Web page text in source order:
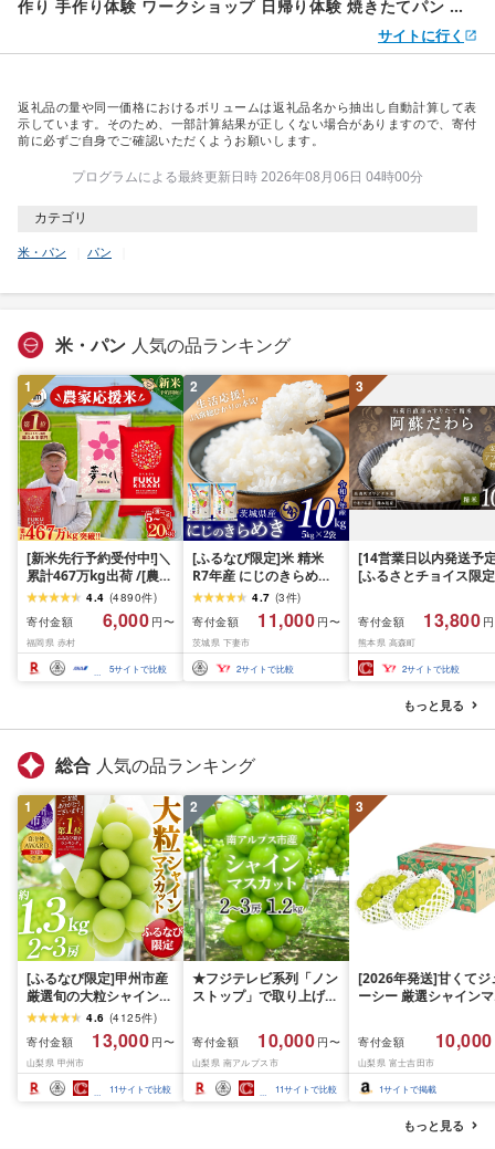
作り 手作り体験 ワークショップ 日帰り体験 焼きたてパン カ
サイトに行く
返礼品の量や同一価格におけるボリュームは返礼品名から抽出し自動計算して表
示しています。そのため、一部計算結果が正しくない場合がありますので、寄付
前に必ずご自身でご確認いただくようお願いします。
プログラムによる最終更新日時 2026年08月06日 04時00分
カテゴリ
米・パン パン
米・パン 人気の品ランキング
1
[新米先行予約受付中!]＼
累計467万kg出荷 /[農家
応援米]訳あり 令和7年産
令和8年産ふくきらり 夢
つくし 5kg 10kg 15kg
20kg [選べる品種・内容
量・出荷時期]複数原料
米 白米 精米 国産 限定
グ
4.4 (4890件)
寄付金額
6,000 円〜
福岡県 赤村
5サイトで比較
2
[ふるなび限定]米 精米
R7年産 にじのきらめき
10kg 10月 FN-Limited-
4.7 (3件)
寄付金額
11,000 円〜
茨城県 下妻市
2サイトで比較
3
[14営業日以内発送予
[ふるさとチョイス限定
だわら 熊本県 高森町
リジナル米 計
10kg(5kg×2袋)精米 お
米 米 5kg×2 10kg
寄付金額 13,800
熊本県 高森町
2サイトで比較
もっと見る
総合 人気の品ランキング
1
[ふるなび限定]甲州市産
厳選旬の大粒シャインマ
スカット 約1.3kg 2〜3
房[2026年発送]
(MG)B12-472 FN-
Limited-VO シャインマ
スカット フルーツ
4.6 (4125件)
寄付金額
13,000 円〜
山梨県 甲州市
11サイトで比較
2
★フジテレビ系列「ノン
ストップ」で取り上げら
先行予約]南アルプス市
産シャインマスカット
1.2kg以上(2〜3房)ふる
さと納税 おすすめ 山梨
県 南アルプス市 送料無
寄付金額 10,000 円〜
山梨県 南アルプス市
11サイトで比較
3
[2026年発送]甘くてジ
ーシー 厳選シャインマ
月前半(1〜15日)から
月下旬までの発送) フ
ーツ ぶどう 果物 山梨
産 2026 旬 大粒 高級
寄付金額 10,000
山梨県 富士吉田市
1サイトで掲載
もっと見る